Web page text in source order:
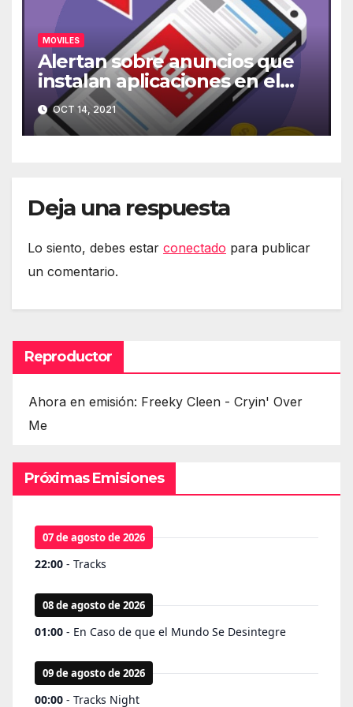
MOVILES
Alertan sobre anuncios que
instalan aplicaciones en el
móvil
OCT 14, 2021
Deja una respuesta
Lo siento, debes estar conectado para publicar
un comentario.
Reproductor
Ahora en emisión: Freeky Cleen - Cryin' Over
Me
Próximas Emisiones